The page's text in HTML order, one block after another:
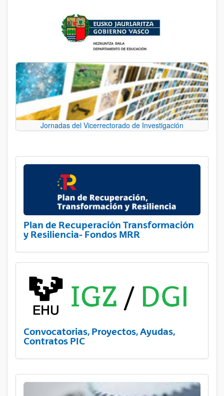
Jornadas del Vicerrectorado de Investigación
Plan de Recuperación Transformación
y Resiliencia- Fondos MRR
Convocatorias, Proyectos, Ayudas,
Contratos PIC